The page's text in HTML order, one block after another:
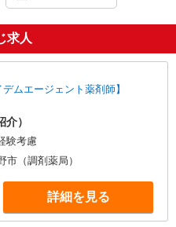
求人
ムエージェント薬剤師】
）
験考慮
市（調剤薬局）
詳細を見る